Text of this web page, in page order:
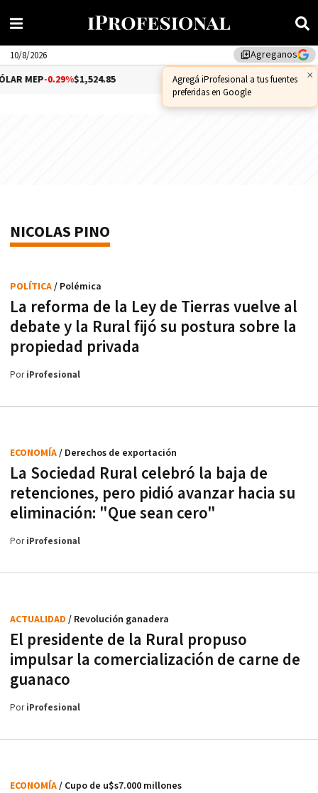
library_addAgreganos
×
Agregá iProfesional a tus fuentes
preferidas en Google
10/8/2026
MEP-0.29%$1,524.85 DÓLAR CCL1.69%$1,582.83
NICOLAS PINO
La reforma de la Ley de Tierras vuelve al
debate y la Rural fijó su postura sobre la
propiedad privada
POLÍTICA/ Polémica
PoriProfesional
La Sociedad Rural celebró la baja de
retenciones, pero pidió avanzar hacia su
eliminación: "Que sean cero"
ECONOMÍA/ Derechos de exportación
PoriProfesional
El presidente de la Rural propuso
impulsar la comercialización de carne de
guanaco
ACTUALIDAD / Revolución ganadera
PoriProfesional
ECONOMÍA/ Cupo de u$s7.000 millones